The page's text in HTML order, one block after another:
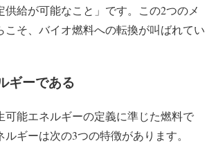
供給が可能なこと」です。この2つのメ
こそ、バイオ燃料への転換が叫ばれてい
ギーである
可能エネルギーの定義に準じた燃料で
ギーは次の3つの特徴があります。